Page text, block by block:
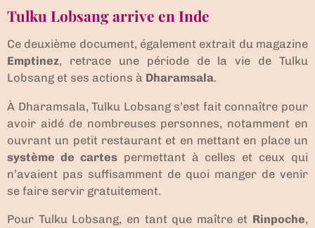
Tulku Lobsang arrive en Inde
Ce deuxième document, également extrait du magazine
Emptinez, retrace une période de la vie de Tulku
Lobsang et ses actions à Dharamsala.
À Dharamsala, Tulku Lobsang s’est fait connaître pour
avoir aidé de nombreuses personnes, notamment en
ouvrant un petit restaurant et en mettant en place un
système de cartespermettant à celles et ceux qui
n’avaient pas suffisamment de quoi manger de venir
se faire servir gratuitement.
Pour Tulku Lobsang, en tant que maître et Rinpoche,